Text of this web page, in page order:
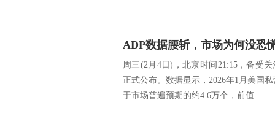
ADP数据腰斩，市场为何没恐
周三(2月4日)，北京时间21:15，备受
正式公布。数据显示，2026年1月美国
于市场普遍预期的约4.6万个，前值...